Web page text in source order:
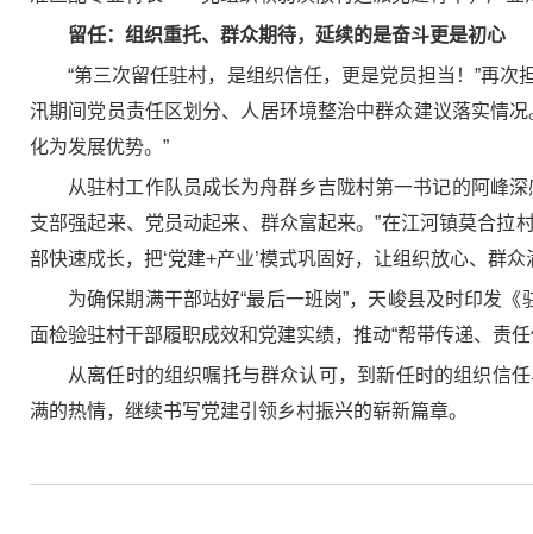
留任：组织重托、群众期待，延续的是奋斗更是初心
“第三次留任驻村，是组织信任，更是党员担当！”再
汛期间党员责任区划分、人居环境整治中群众建议落实情
化为发展优势。”
从驻村工作队员成长为舟群乡吉陇村第一书记的阿峰
支部强起来、党员动起来、群众富起来。”在江河镇莫合拉
部快速成长，把‘党建+产业’模式巩固好，让组织放心、群众
为确保期满干部站好“最后一班岗”，天峻县及时印发
面检验驻村干部履职成效和党建实绩，推动“帮带传递、责
从离任时的组织嘱托与群众认可，到新任时的组织信
满的热情，继续书写党建引领乡村振兴的崭新篇章。